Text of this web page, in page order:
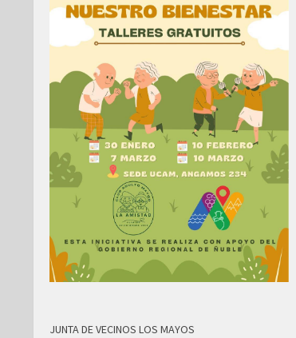
JUNTA DE VECINOS LOS MAYOS